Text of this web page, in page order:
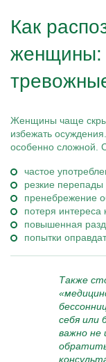
Как
женщины:
Женщины чаще
избежать
особенно сложной.
частое
резкие перепады
пренебрежение
потеря
повышенная
попытки
Также
себя
важно не